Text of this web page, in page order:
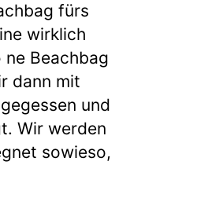
fürs
wirklich
Beachbag
dann mit
und
Wir werden
sowieso,